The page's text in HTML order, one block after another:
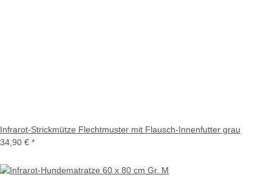
Infrarot-Strickmütze Flechtmuster mit Flausch-Innenfutter grau
34,90 € *